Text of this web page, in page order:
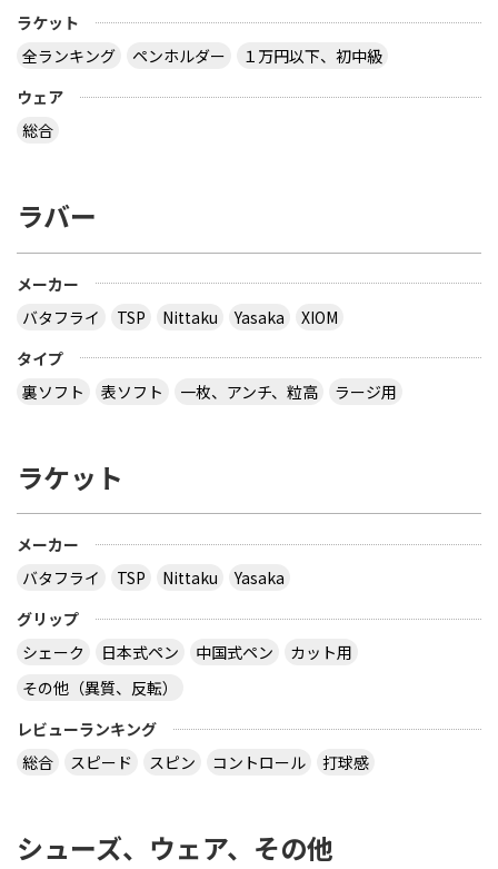
ラケット
全ランキング
ペンホルダー
１万円以下、初中級
ウェア
総合
ラバー
メーカー
バタフライ
TSP Nittaku Yasaka
XIOM
タイプ
裏ソフト
表ソフト 一枚、アンチ、粒高 ラージ用
ラケット
メーカー
バタフライ
TSP Nittaku
Yasaka
グリップ
シェーク
日本式ペン 中国式ペン
カット用
その他（異質、反転）
レビューランキング
総合
スピード スピン コントロール 打球感
シューズ、ウェア、その他